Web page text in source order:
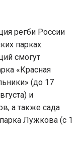
регби России
парках.
смогут
«Красная
(до 17
и
а также сада
Лужкова (с 1